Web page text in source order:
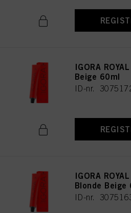
IGORA
Beige 60ml
ID-nr.
IGORA
Blonde Beige
ID-nr.